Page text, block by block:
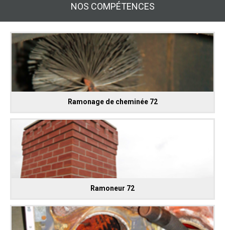
NOS COMPÉTENCES
Ramonage de cheminée 72
Ramoneur 72